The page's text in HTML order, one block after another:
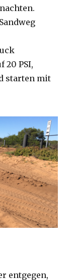
20 PSI,
starten mit
entgegen,